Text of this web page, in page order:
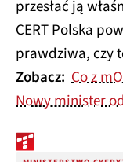
CERT Polska
prawdziwa, czy
Zobacz: Co z
Nowy minister
MINISTERSTWO